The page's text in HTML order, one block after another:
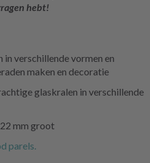
hebt!
verschillende vormen en
maken en decoratie
glaskralen in verschillende
22 mm groot
parels.